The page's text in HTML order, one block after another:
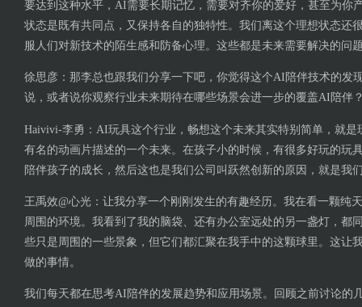
要达到这种水平，AI需要长期记忆，需要对齐你的爱好，甚至为你
状态是既有共同点，又保持各自的独特性。我们离这个理想状态还
服人们对新技术的陌生感和防备心理。这些都是未来需要解决的问
徐思彦：那李总也跟我们分享一下吧，你觉得这个AI陪伴技术的发
说，或者说你观察行业未来期待在哪些场景会进一步的覆盖AI陪伴
Haivivi-李勇：AI玩具这个行业，畅想这个未来其实特别简单，就是
有名的动画片描述的一个未来。在孩子小的时候，有很多好玩的玩
陪伴孩子的成长，然后这也是我们公司叫跃然创新的原因，就是我
王禹效@心光：让我分享一个刚刚发生的有趣经历。我在看一颗纯
周围的环境。我看到了我的脑袋、还有办公室远处的另一盏灯，都
些只是周围的一些景象，但它们都汇聚在我手中的这颗球里。这让
做的事情。
我们每天都在思考AI陪伴的发展趋势和应用场景。回顾之前讨论的